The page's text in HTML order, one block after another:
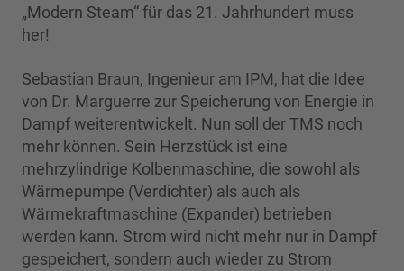
„Modern Steam“ für das 21. Jahrhundert muss
her!
Sebastian Braun, Ingenieur am IPM, hat die Idee
von Dr. Marguerre zur Speicherung von Energie in
Dampf weiterentwickelt. Nun soll der TMS noch
mehr können. Sein Herzstück ist eine
mehrzylindrige Kolbenmaschine, die sowohl als
Wärmepumpe (Verdichter) als auch als
Wärmekraftmaschine (Expander) betrieben
werden kann. Strom wird nicht mehr nur in Dampf
gespeichert, sondern auch wieder zu Strom